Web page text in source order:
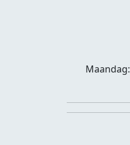
Maandag: